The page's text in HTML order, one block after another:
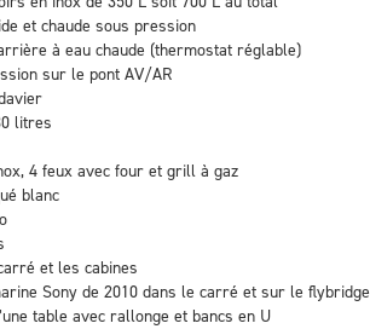
et chaude sous pression
à eau chaude (thermostat réglable)
sur le pont AV/AR
litres
4 feux avec four et grill à gaz
blanc
et les cabines
Sony de 2010 dans le carré et sur le flybridge
table avec rallonge et bancs en U